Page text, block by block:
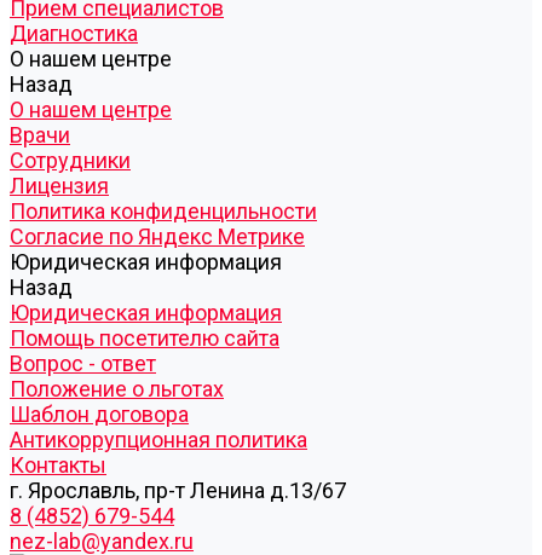
Прием специалистов
Диагностика
О нашем центре
Назад
О нашем центре
Врачи
Сотрудники
Лицензия
Политика конфиденцильности
Согласие по Яндекс Метрике
Юридическая информация
Назад
Юридическая информация
Помощь посетителю сайта
Вопрос - ответ
Положение о льготах
Шаблон договора
Антикоррупционная политика
Контакты
г. Ярославль, пр-т Ленина д.13/67
8 (4852) 679-544
nez-lab@yandex.ru